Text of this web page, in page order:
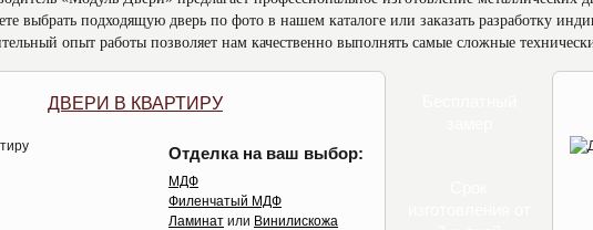
выбрать подходящую дверь по фото в нашем каталоге или заказать разработку
опыт работы позволяет нам качественно выполнять самые сложные
ДВЕРИ В КВАРТИРУ
Отделка на ваш выбор:
МДФ
Филенчатый МДФ
Ламинат или Винилискожа